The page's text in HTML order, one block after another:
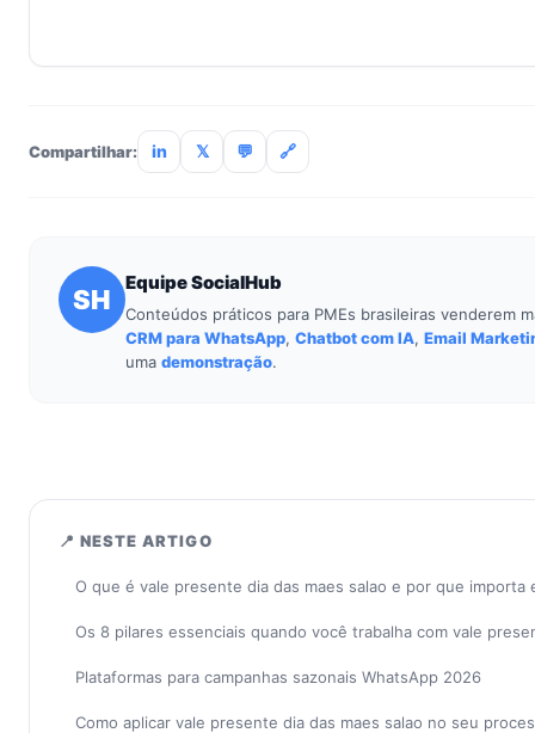
Compartilhar: in 𝕏 💬 🔗
SH
Equipe SocialHub
Conteúdos práticos para PMEs brasileiras venderem
CRM para WhatsApp, Chatbot com IA, Email
uma demonstração.
📍 NESTE ARTIGO
O que é vale presente dia das maes salao e por que importa
Os 8 pilares essenciais quando você trabalha com vale
Plataformas para campanhas sazonais WhatsApp 2026
Como aplicar vale presente dia das maes salao no seu